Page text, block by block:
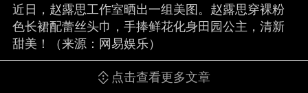
近日，赵露思工作室晒出一组美图。赵露思穿裸粉
色长裙配蕾丝头巾，手捧鲜花化身田园公主，清新
甜美！（来源：网易娱乐）
点击查看更多文章